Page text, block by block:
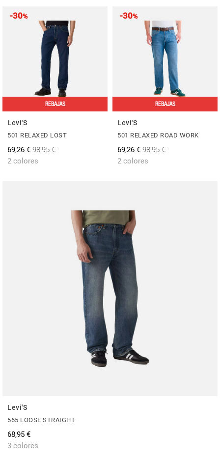
-30%
REBAJAS
Levi'S
501 RELAXED LOST
69,26 € 98,95 €
2 colores
-30%
REBAJAS
Levi'S
501 RELAXED ROAD WORK
69,26 € 98,95 €
2 colores
Levi'S
565 LOOSE STRAIGHT
68,95 €
3 colores